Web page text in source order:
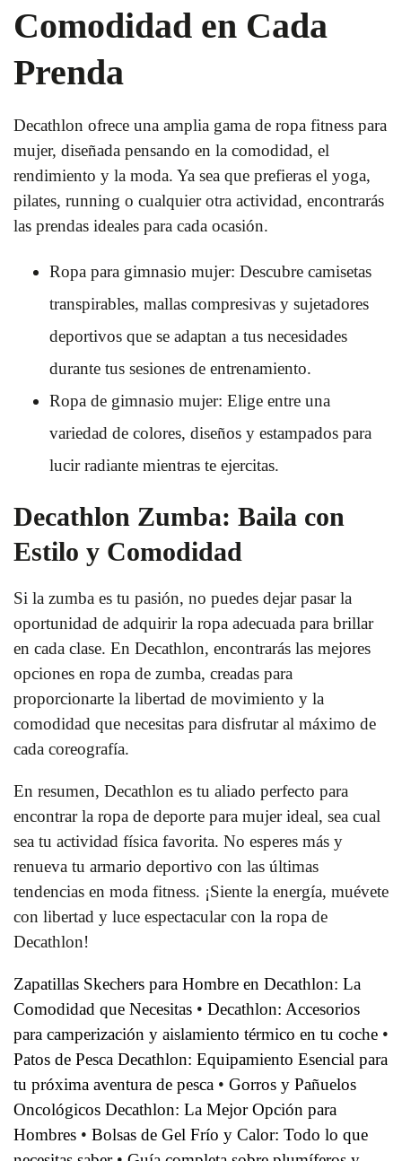
Comodidad en Cada
Prenda
Decathlon ofrece una amplia gama de ropa fitness para
mujer, diseñada pensando en la comodidad, el
rendimiento y la moda. Ya sea que prefieras el yoga,
pilates, running o cualquier otra actividad, encontrarás
las prendas ideales para cada ocasión.
Ropa para gimnasio mujer: Descubre camisetas
transpirables, mallas compresivas y sujetadores
deportivos que se adaptan a tus necesidades
durante tus sesiones de entrenamiento.
Ropa de gimnasio mujer: Elige entre una
variedad de colores, diseños y estampados para
lucir radiante mientras te ejercitas.
Decathlon Zumba: Baila con
Estilo y Comodidad
Si la zumba es tu pasión, no puedes dejar pasar la
oportunidad de adquirir la ropa adecuada para brillar
en cada clase. En Decathlon, encontrarás las mejores
opciones en ropa de zumba, creadas para
proporcionarte la libertad de movimiento y la
comodidad que necesitas para disfrutar al máximo de
cada coreografía.
En resumen, Decathlon es tu aliado perfecto para
encontrar la ropa de deporte para mujer ideal, sea cual
sea tu actividad física favorita. No esperes más y
renueva tu armario deportivo con las últimas
tendencias en moda fitness. ¡Siente la energía, muévete
con libertad y luce espectacular con la ropa de
Decathlon!
Zapatillas Skechers para Hombre en Decathlon: La
Comodidad que Necesitas • Decathlon: Accesorios
para camperización y aislamiento térmico en tu coche •
Patos de Pesca Decathlon: Equipamiento Esencial para
tu próxima aventura de pesca • Gorros y Pañuelos
Oncológicos Decathlon: La Mejor Opción para
Hombres • Bolsas de Gel Frío y Calor: Todo lo que